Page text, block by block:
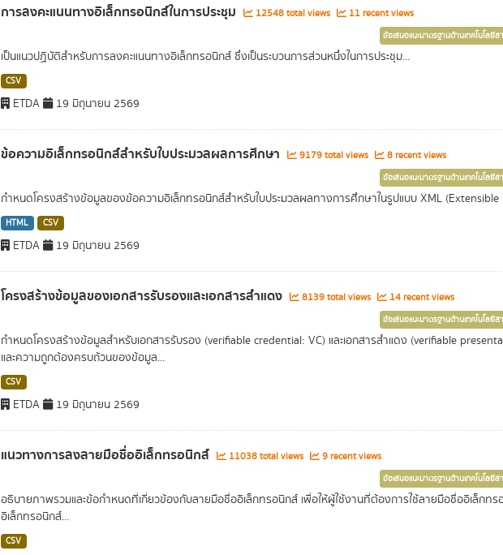
การลงคะแนนทางอิเล็กทรอนิกส์ในการประชุม 12548 total views 11 recent views
ข้อเสนอแนะมาตรฐานด้านเทคโนโลยี
เป็นแนวปฏิบัติสำหรับการลงคะแนนทางอิเล็กทรอนิกส์ ซึ่งเป็นระบวนการส่วนหนึ่งในการประชุม...
CSV
ETDA 19 มิถุนายน 2569
ข้อความอิเล็กทรอนิกส์สำหรับใบประมวลผลการศึกษา 9179 total views 8 recent views
ข้อเสนอแนะมาตรฐานด้านเทคโนโลยี
กำหนดโครงสร้างข้อมูลของข้อความอิเล็กทรอนิกส์สำหรับใบประมวลผลทางการศึกษาในรูปแบบ XML (Extensible
HTML CSV
ETDA 19 มิถุนายน 2569
โครงสร้างข้อมูลของเอกสารรับรองและเอกสารสำแดง 8139 total views 14 recent views
ข้อเสนอแนะมาตรฐานด้านเทคโนโลยี
กำหนดโครงสร้างข้อมูลสำหรับเอกสารรับรอง (verifiable credential: VC) และเอกสารสำแดง (verifiable
และความถูกต้องครบถ้วนของข้อมูล...
CSV
ETDA 19 มิถุนายน 2569
แนวทางการลงลายมือชื่ออิเล็กทรอนิกส์ 11038 total views 9 recent views
ข้อเสนอแนะมาตรฐานด้านเทคโนโลยี
อธิบายภาพรวมและข้อกำหนดที่เกี่ยวข้องกับลายมือชื่ออิเล็กทรอนิกส์ เพื่อให้ผู้ใช้งานที่ต้องการใช้ลายมือชื่ออิเล็กท
อิเล็กทรอนิกส์...
CSV